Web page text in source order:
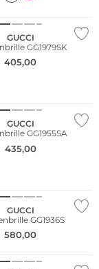
GUCCI
GG1979SK
405,00
GUCCI
GG1955SA
435,00
GUCCI
GG1936S
580,00